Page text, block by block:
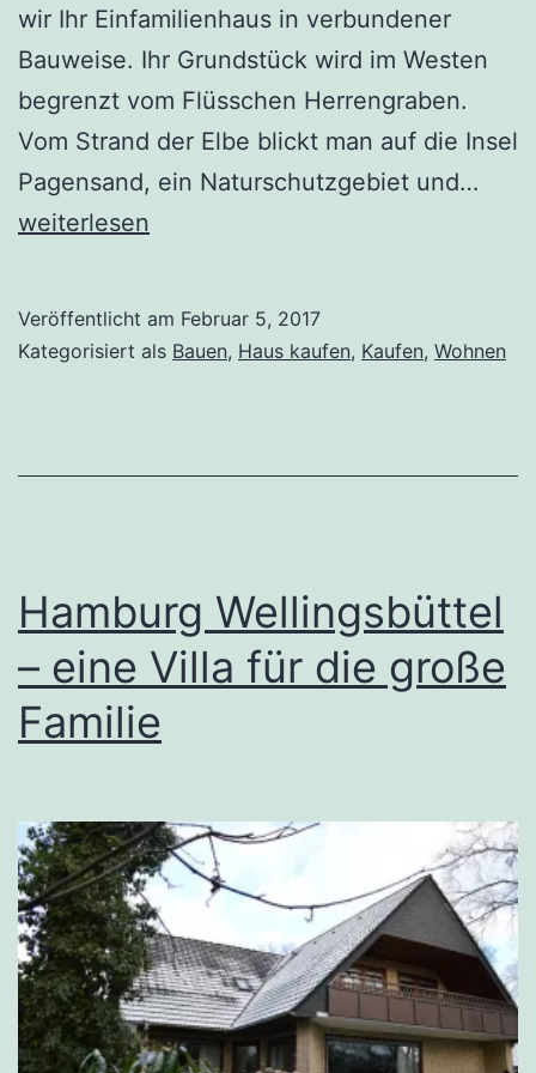
wir Ihr Einfamilienhaus in verbundener
Bauweise. Ihr Grundstück wird im Westen
begrenzt vom Flüsschen Herrengraben.
Vom Strand der Elbe blickt man auf die Insel
Pagensand, ein Naturschutzgebiet und…
bei
weiterlesen
Veröffentlicht am Februar 5, 2017
Kategorisiert als Bauen, Haus kaufen, Kaufen, Wohnen
Hamburg Wellingsbüttel
– eine Villa für die große
Familie